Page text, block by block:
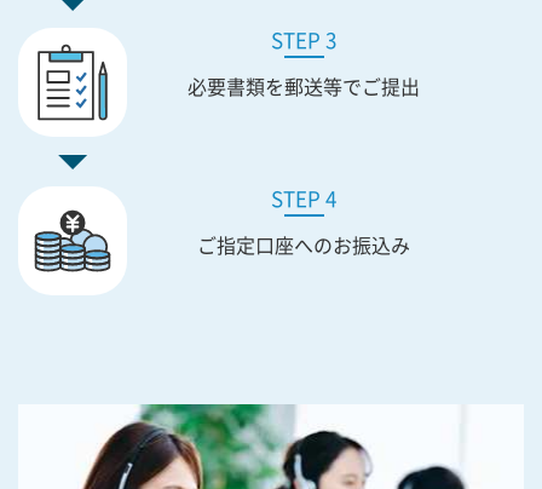
STEP 3
必要書類を郵送等でご提出
STEP 4
ご指定口座へのお振込み